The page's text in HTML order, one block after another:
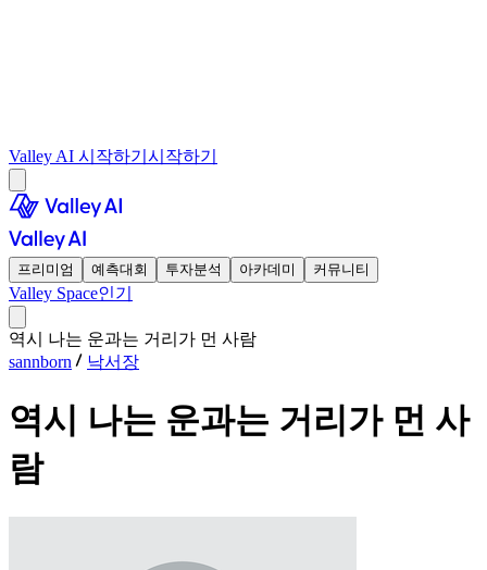
Valley AI 시작하기 시작하기
프리미엄 예측대회 투자분석 아카데미 커뮤니티
Valley Space인기
역시 나는 운과는 거리가 먼 사람
sannborn
낙서장
역시 나는 운과는 거리가 먼 사
람